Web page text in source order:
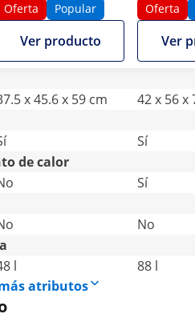
kg/h - 1300 W - ECO
Oferta Popular
Ver producto
estilo
1500 W
Oferta
Ver
x 45.6 x 59 cm
42 x 56 x
Sí
de calor
Sí
No
l
88 l
atributos